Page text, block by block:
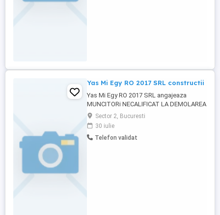
Yas Mi Egy RO 2017 SRL constructii
Yas Mi Egy RO 2017 SRL angajeaza
MUNCITORi NECALIFICAT LA DEMOLAREA
CLADIRILOR, CAPTUSELI ZIDARIE, PLACI
MOZAIC, FAIANTA, GRESIE, PARCHET(
931301) REL CV :
Sector 2, Bucuresti
30 iulie
Telefon validat